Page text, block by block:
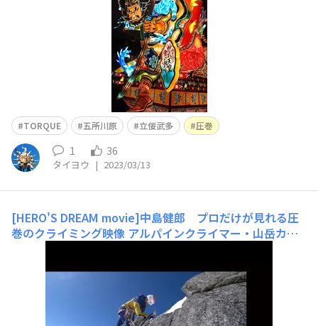
TORQUE 五所川原 立佞武多 圧巻
1 36
タイヨウ | 2023/03/13
[HERO'S DREAM movie]中島健郎 プロだけが見れる圧
巻のクライミング映像 アルパインクライマー・山岳カメ
ン、頂上からの絶景などをとらえた圧巻のドキュメント映
像。 ＞前回記事はこちら 2021.04.21 公開記事